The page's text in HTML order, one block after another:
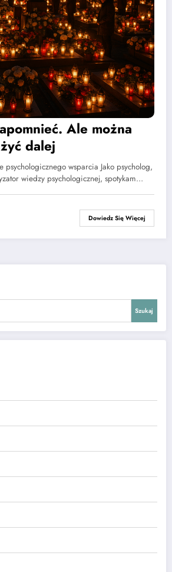
Ale można
dalej
psychologicznego wsparcia Jako psycholog,
wiedzy psychologicznej, spotykam…
Dowiedz Się Więcej
Szukaj